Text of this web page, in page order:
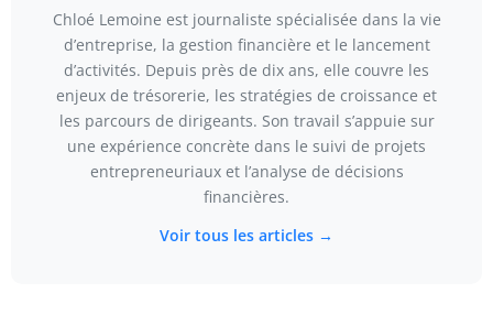
Chloé Lemoine est journaliste spécialisée dans la vie
d’entreprise, la gestion financière et le lancement
d’activités. Depuis près de dix ans, elle couvre les
enjeux de trésorerie, les stratégies de croissance et
les parcours de dirigeants. Son travail s’appuie sur
une expérience concrète dans le suivi de projets
entrepreneuriaux et l’analyse de décisions
financières.
Voir tous les articles →